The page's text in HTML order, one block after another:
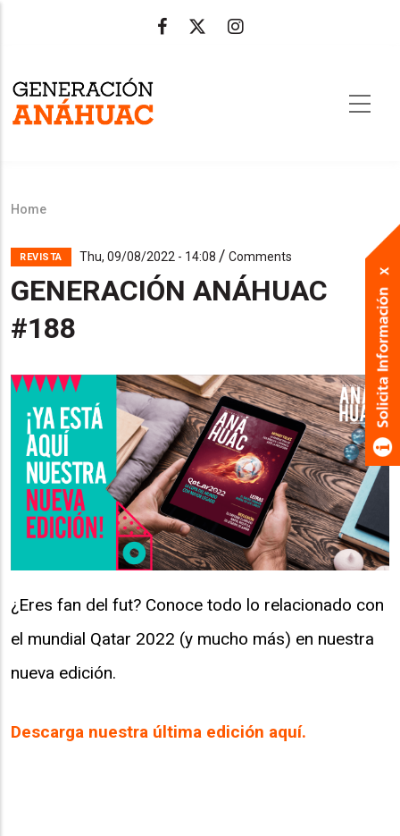
main
content
Breadcrumb
Home
REVISTA Thu, 09/08/2022 - 14:08 / Comments
GENERACIÓN ANÁHUAC
#188
¿Eres fan del fut? Conoce todo lo relacionado con
el mundial Qatar 2022 (y mucho más) en nuestra
nueva edición.
Descarga nuestra última edición aquí.